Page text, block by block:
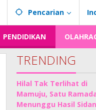
Pencarian
PENDIDIKAN
TRENDING
Hilal Tak Terlihat di
Mamuju, Satu
Menunggu Hasil